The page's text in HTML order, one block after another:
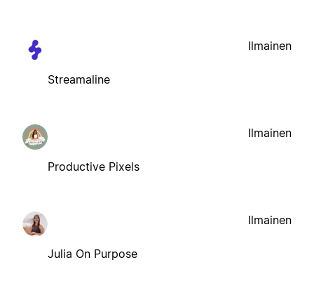
Streamaline
Ilmainen
Productive Pixels
Ilmainen
Julia On Purpose
Ilmainen